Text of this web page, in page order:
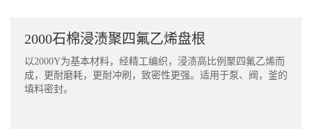
2000石棉浸渍聚四氟乙烯盘根
以2000Y为基本材料，经精工编织，浸渍高比例聚四氟乙烯而
成，更耐磨耗，更耐冲刷，致密性更强。适用于泵、阀，釜的
填料密封。